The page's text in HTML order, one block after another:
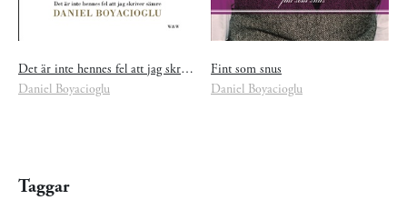
Det är inte hennes fel att jag skriver sämre
Daniel Boyacioglu
Fint som snus
Daniel Boyacioglu
Taggar